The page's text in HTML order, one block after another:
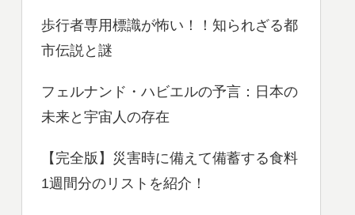
歩行者専用標識が怖い！！知られざる都
市伝説と謎
フェルナンド・ハビエルの予言：日本の
未来と宇宙人の存在
【完全版】災害時に備えて備蓄する食料
1週間分のリストを紹介！